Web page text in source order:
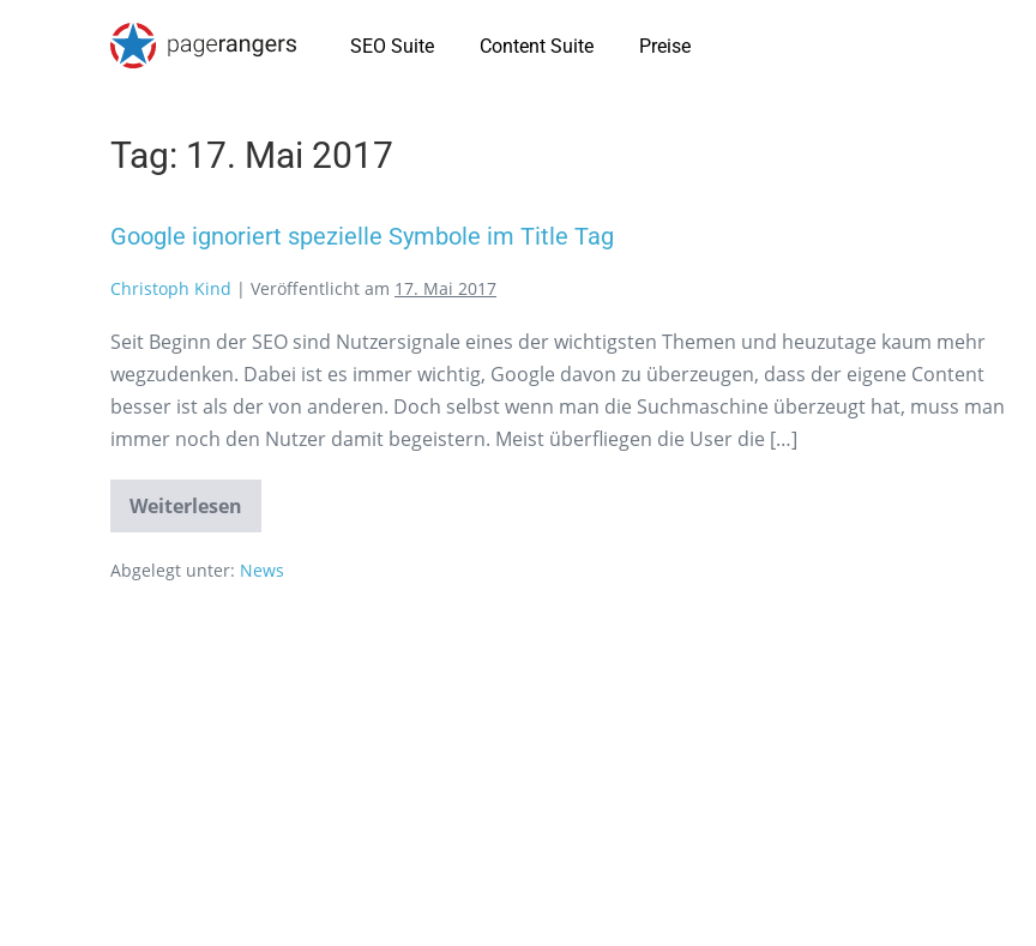
SEO Suite Content Suite Preise
Tag: 17. Mai 2017
Google ignoriert spezielle Symbole im Title Tag
Christoph Kind | Veröffentlicht am 17. Mai 2017
Seit Beginn der SEO sind Nutzersignale eines der wichtigsten Themen und heuzutage kaum mehr
wegzudenken. Dabei ist es immer wichtig, Google davon zu überzeugen, dass der eigene Content
besser ist als der von anderen. Doch selbst wenn man die Suchmaschine überzeugt hat, muss man
immer noch den Nutzer damit begeistern. Meist überfliegen die User die […]
Weiterlesen
Abgelegt unter: News